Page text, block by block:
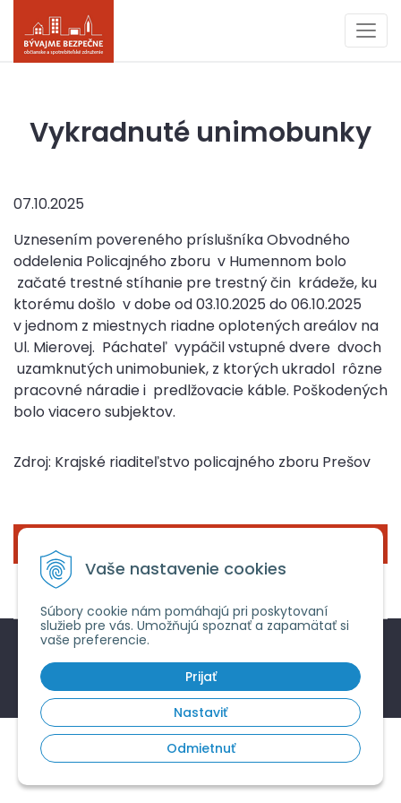
Vaše nastavenie cookies
Súbory cookie nám pomáhajú pri poskytovaní
služieb pre vás. Umožňujú spoznať a zapamätať si
vaše preferencie.
Prijať
Nastaviť
Odmietnuť
Vykradnuté unimobunky
07.10.2025
Uznesením povereného príslušníka Obvodného
oddelenia Policajného zboru v Humennom bolo
začaté trestné stíhanie pre trestný čin krádeže, ku
ktorému došlo v dobe od 03.10.2025 do 06.10.2025
v jednom z miestnych riadne oplotených areálov na
Ul. Mierovej. Páchateľ vypáčil vstupné dvere dvoch
uzamknutých unimobuniek, z ktorých ukradol rôzne
pracovné náradie i predlžovacie káble. Poškodených
bolo viacero subjektov.
Zdroj: Krajské riaditeľstvo policajného zboru Prešov
© 2026 Bývajme bezpečne o.z. •tvorba eshopu cez
webhostingspoločnosti